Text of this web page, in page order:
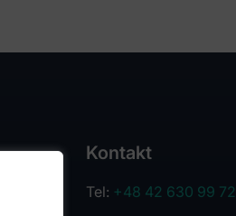
Kontakt
Tel: +48 42 630 99 72